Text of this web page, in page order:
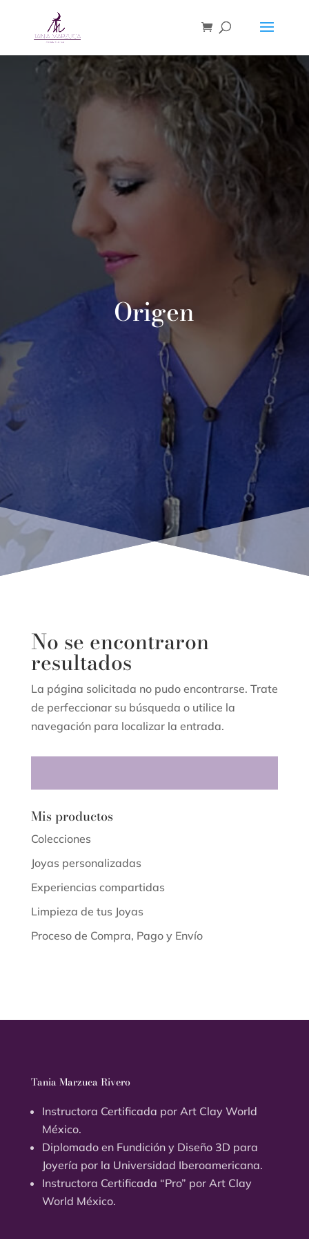
Origen
No se encontraron
resultados
La página solicitada no pudo encontrarse. Trate
de perfeccionar su búsqueda o utilice la
navegación para localizar la entrada.
Mis productos
Colecciones
Joyas personalizadas
Experiencias compartidas
Limpieza de tus Joyas
Proceso de Compra, Pago y Envío
Tania Marzuca Rivero
Instructora Certificada por Art Clay World
México.
Diplomado en Fundición y Diseño 3D para
Joyería por la Universidad Iberoamericana.
Instructora Certificada “Pro” por Art Clay
World México.